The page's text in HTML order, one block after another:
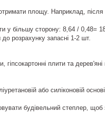
площу. Наприклад,
у більшу сторону: 8,64 / 0,48=
розрахунку запасні 1-2 шт.
плити та
або силіконовій
будівельний степлер, щоб